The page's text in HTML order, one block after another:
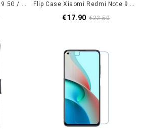
Hülle Xiaomi Redmi Note 9 5G / Note 9T 5G Schwarz Extrem Widerstandsfähig Flip Case Xiaomi Redmi Note 9 5G / Note 9T 5G Schwarz Elegantes Spaltleder
€17.90 €22.50